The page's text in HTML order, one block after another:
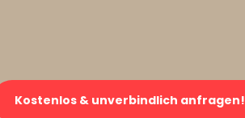
Kostenlos & unverbindlich anfragen!